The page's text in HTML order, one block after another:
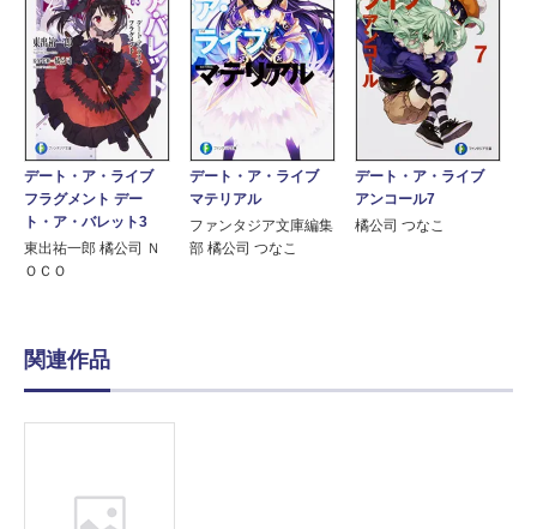
デート・ア・ライブ
フラグメント デー
ト・ア・バレット3
東出祐一郎 橘公司 Ｎ
ＯＣＯ
デート・ア・ライブ
マテリアル
ファンタジア文庫編集
部 橘公司 つなこ
デート・ア・ライブ
アンコール7
橘公司 つなこ
関連作品